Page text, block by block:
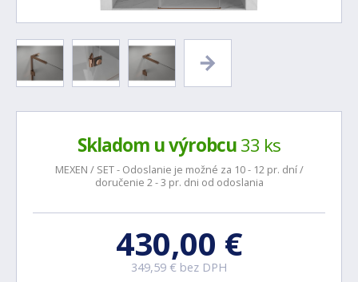
Skladom u výrobcu33 ks
MEXEN / SET - Odoslanie je možné za 10 - 12 pr. dní /
doručenie 2 - 3 pr. dni od odoslania
430,00 €
349,59 € bez DPH